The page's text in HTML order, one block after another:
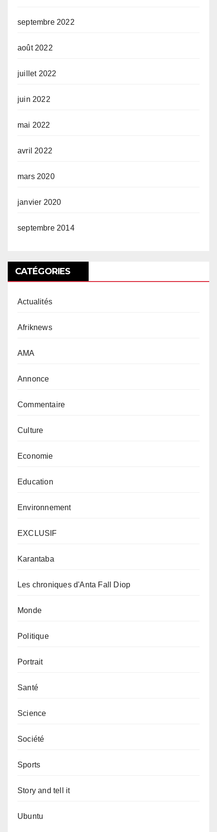
septembre 2022
août 2022
juillet 2022
juin 2022
mai 2022
avril 2022
mars 2020
janvier 2020
septembre 2014
CATÉGORIES
Actualités
Afriknews
AMA
Annonce
Commentaire
Culture
Economie
Education
Environnement
EXCLUSIF
Karantaba
Les chroniques d'Anta Fall Diop
Monde
Politique
Portrait
Santé
Science
Société
Sports
Story and tell it
Ubuntu